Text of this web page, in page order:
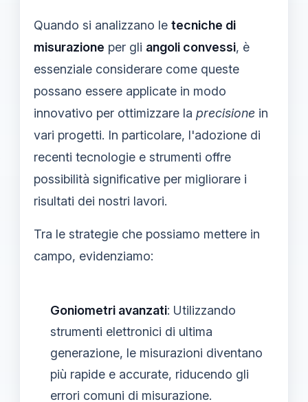
Quando si analizzano le tecniche di
misurazione per gli angoli convessi, è
essenziale considerare come queste
possano essere applicate in modo
innovativo per ottimizzare la precisione in
vari progetti. In particolare, l'adozione di
recenti tecnologie e strumenti offre
possibilità significative per migliorare i
risultati dei nostri lavori.
Tra le strategie che possiamo mettere in
campo, evidenziamo:
Goniometri avanzati: Utilizzando
strumenti elettronici di ultima
generazione, le misurazioni diventano
più rapide e accurate, riducendo gli
errori comuni di misurazione.